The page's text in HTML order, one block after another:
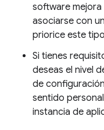
software mejora
asociarse con
priorice este
Si tienes
deseas el nivel
de
sentido
instancia de